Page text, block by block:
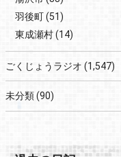
羽後町(51)
東成瀬村(14)
ごくじょうラジオ (1,547)
未分類(90)